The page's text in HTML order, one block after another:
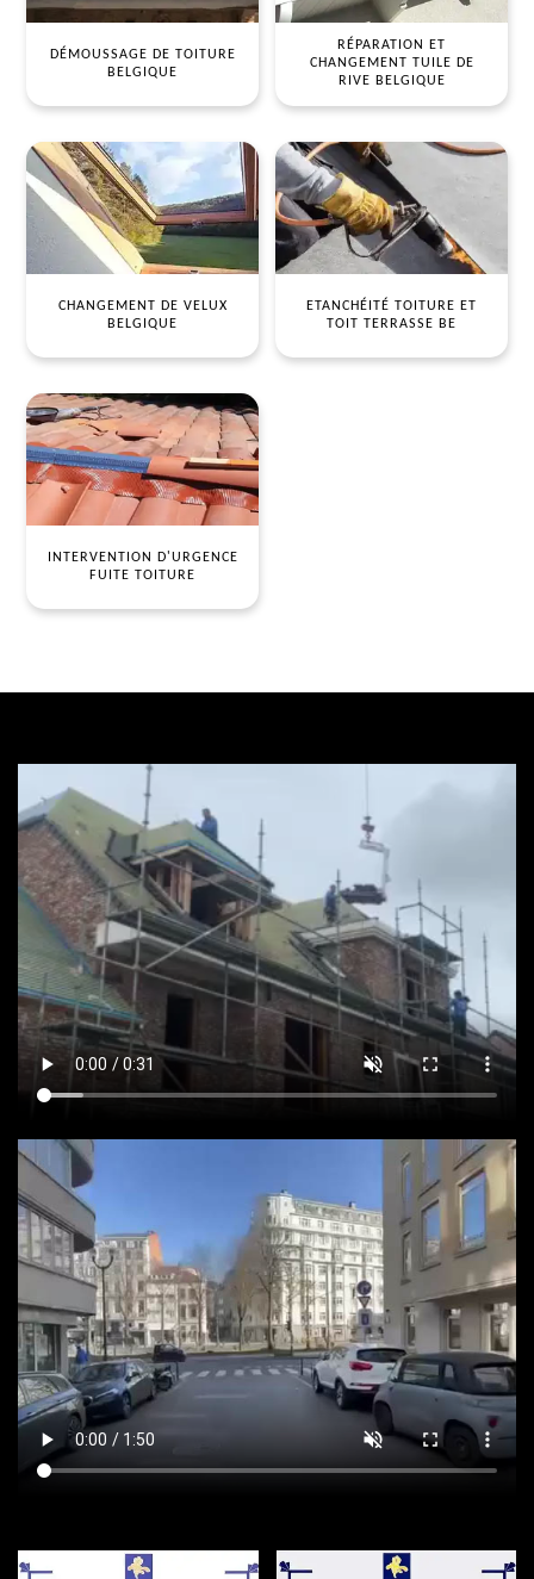
DÉMOUSSAGE DE TOITURE
BELGIQUE
RÉPARATION ET
CHANGEMENT TUILE DE
RIVE BELGIQUE
CHANGEMENT DE VELUX
BELGIQUE
ETANCHÉITÉ TOITURE ET
TOIT TERRASSE BE
INTERVENTION D'URGENCE
FUITE TOITURE